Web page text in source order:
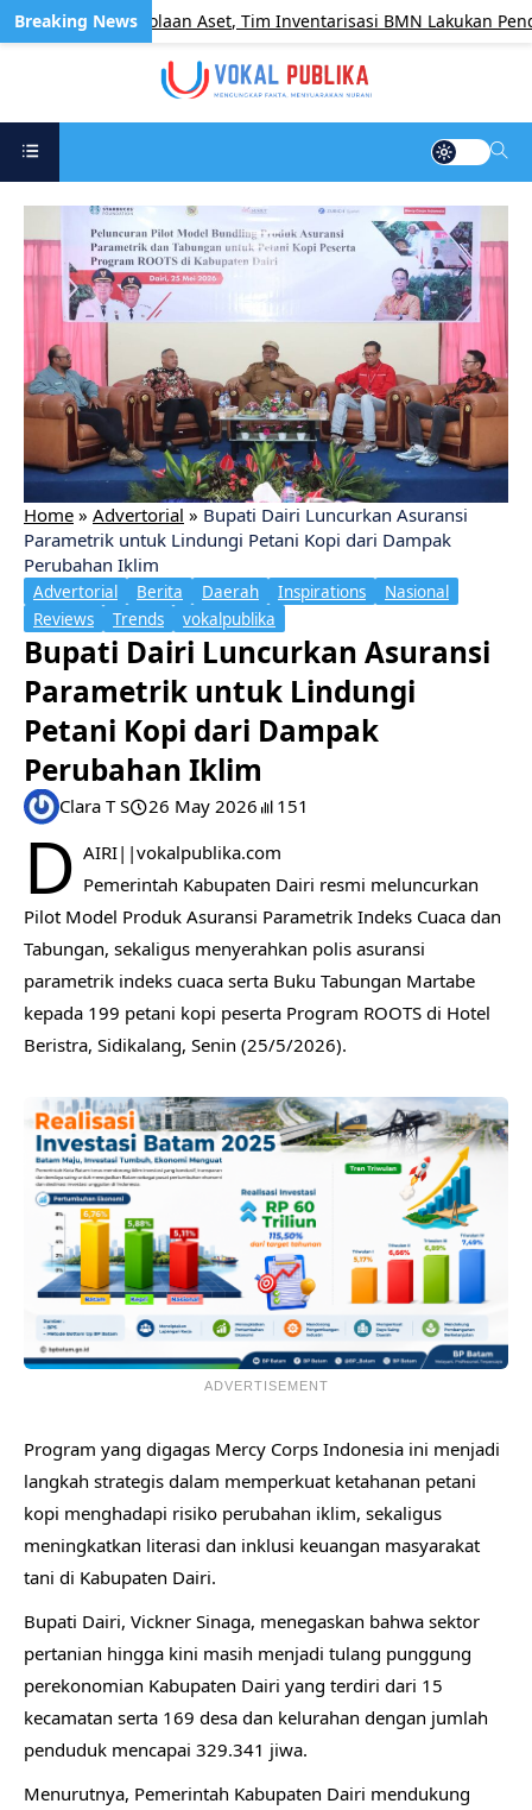
Pengelolaan Aset, Tim Inventarisasi BMN Lakukan
Home » Advertorial » Bupati Dairi Luncurkan Asuransi
Parametrik untuk Lindungi Petani Kopi dari Dampak
Perubahan Iklim
Advertorial Berita Daerah Inspirations
Nasional
Reviews
Trends vokalpublika
Bupati Dairi Luncurkan Asuransi
Parametrik untuk Lindungi
Petani Kopi dari Dampak
Perubahan Iklim
Clara T S 26 May 2026 151
D AIRI||vokalpublika.com
Pemerintah Kabupaten Dairi resmi meluncurkan
Pilot Model Produk Asuransi Parametrik Indeks Cuaca dan
Tabungan, sekaligus menyerahkan polis asuransi
parametrik indeks cuaca serta Buku Tabungan Martabe
kepada 199 petani kopi peserta Program ROOTS di Hotel
Beristra, Sidikalang, Senin (25/5/2026).
ADVERTISEMENT
Program yang digagas Mercy Corps Indonesia ini menjadi
langkah strategis dalam memperkuat ketahanan petani
kopi menghadapi risiko perubahan iklim, sekaligus
meningkatkan literasi dan inklusi keuangan masyarakat
tani di Kabupaten Dairi.
Bupati Dairi, Vickner Sinaga, menegaskan bahwa sektor
pertanian hingga kini masih menjadi tulang punggung
perekonomian Kabupaten Dairi yang terdiri dari 15
kecamatan serta 169 desa dan kelurahan dengan jumlah
penduduk mencapai 329.341 jiwa.
Menurutnya, Pemerintah Kabupaten Dairi mendukung